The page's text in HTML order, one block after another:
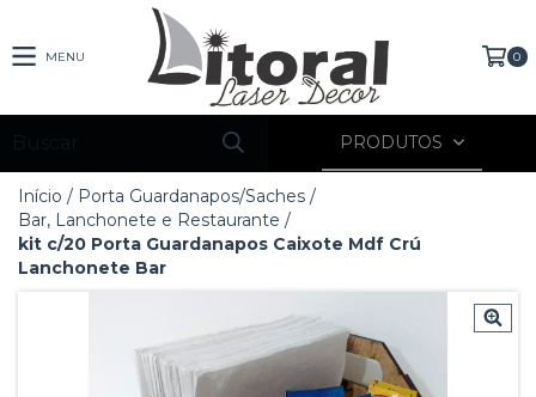
MENU 0
PRODUTOS
Início / Porta Guardanapos/Saches /
Bar, Lanchonete e Restaurante /
kit c/20 Porta Guardanapos Caixote Mdf Crú
Lanchonete Bar